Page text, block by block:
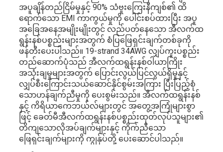
အပူချိန်တည်ငြိမ်မှုနှင့် 90% သံဗူးကြေးနီကျစ်၏ ထိ
ရောက်သော EMI ကာကွယ်မှုကို ပေါင်းစပ်ထားပြီး အပူ
အခြေအနေအမျိုးမျိုးတွင် လည်ပတ်နေသော အီလက်ထ
ရွန်းနစ်ပစ္စည်းများအတွက် စံပြဖြေရှင်းချက်တစ်ခုကို
ဖန်တီးပေးပါသည်။ 19-strand 34AWG လျှပ်ကူးပစ္စည်း
တည်ဆောက်ပုံသည် အီလက်ထရွန်းနစ်ဝါယာကြိုး
အသုံးချမှုများအတွက် ပြောင်းလွယ်ပြင်လွယ်ရှိမှုနှင့်
လျှပ်စီးကြောင်းသယ်ဆောင်နိုင်စွမ်းအကြား ပြီးပြည့်စုံ
သောဟန်ချက်ညီမှုကို ပေးစွမ်းသည်။ အီလက်ထရွန်းနစ်
နှင့် ကိရိယာကေဘယ်လ်များတွင် အတွေ့အကြုံများစွာ
ဖြင့် ခေတ်မီအီလက်ထရွန်းနစ်ပစ္စည်းထုတ်လုပ်သူများ၏
တိကျသောလိုအပ်ချက်များနှင့် ကိုက်ညီသော
ဖြေရှင်းချက်များကို ကျွန်ုပ်တို့ ပေးဆောင်ပါသည်။